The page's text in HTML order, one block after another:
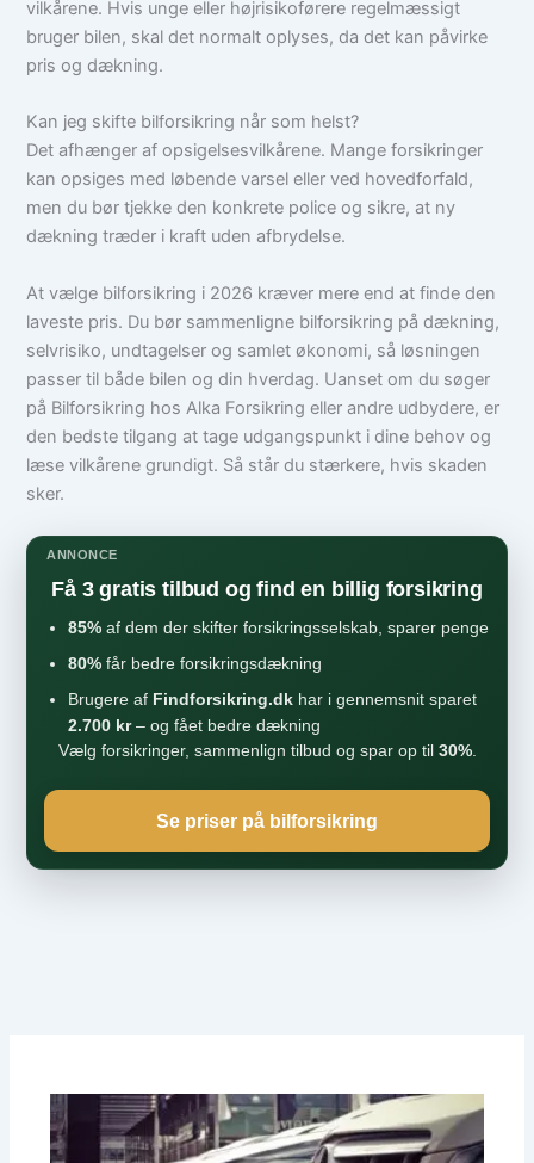
vilkårene. Hvis unge eller højrisikoførere regelmæssigt
bruger bilen, skal det normalt oplyses, da det kan påvirke
pris og dækning.
Kan jeg skifte bilforsikring når som helst?
Det afhænger af opsigelsesvilkårene. Mange forsikringer
kan opsiges med løbende varsel eller ved hovedforfald,
men du bør tjekke den konkrete police og sikre, at ny
dækning træder i kraft uden afbrydelse.
At vælge bilforsikring i 2026 kræver mere end at finde den
laveste pris. Du bør sammenligne bilforsikring på dækning,
selvrisiko, undtagelser og samlet økonomi, så løsningen
passer til både bilen og din hverdag. Uanset om du søger
på Bilforsikring hos Alka Forsikring eller andre udbydere, er
den bedste tilgang at tage udgangspunkt i dine behov og
læse vilkårene grundigt. Så står du stærkere, hvis skaden
sker.
ANNONCE
Få 3 gratis tilbud og find en billig forsikring
85% af dem der skifter forsikringsselskab, sparer penge
80% får bedre forsikringsdækning
Brugere af Findforsikring.dk har i gennemsnit sparet
2.700 kr– og fået bedre dækning
Vælg forsikringer, sammenlign tilbud og spar op til 30%.
Se priser på bilforsikring